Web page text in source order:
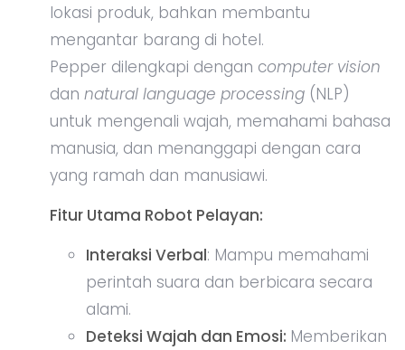
lokasi produk, bahkan membantu
mengantar barang di hotel.
Pepper dilengkapi dengan computer vision
dan natural language processing (NLP)
untuk mengenali wajah, memahami bahasa
manusia, dan menanggapi dengan cara
yang ramah dan manusiawi.
Fitur Utama Robot Pelayan:
Interaksi Verbal: Mampu memahami
perintah suara dan berbicara secara
alami.
Deteksi Wajah dan Emosi: Memberikan